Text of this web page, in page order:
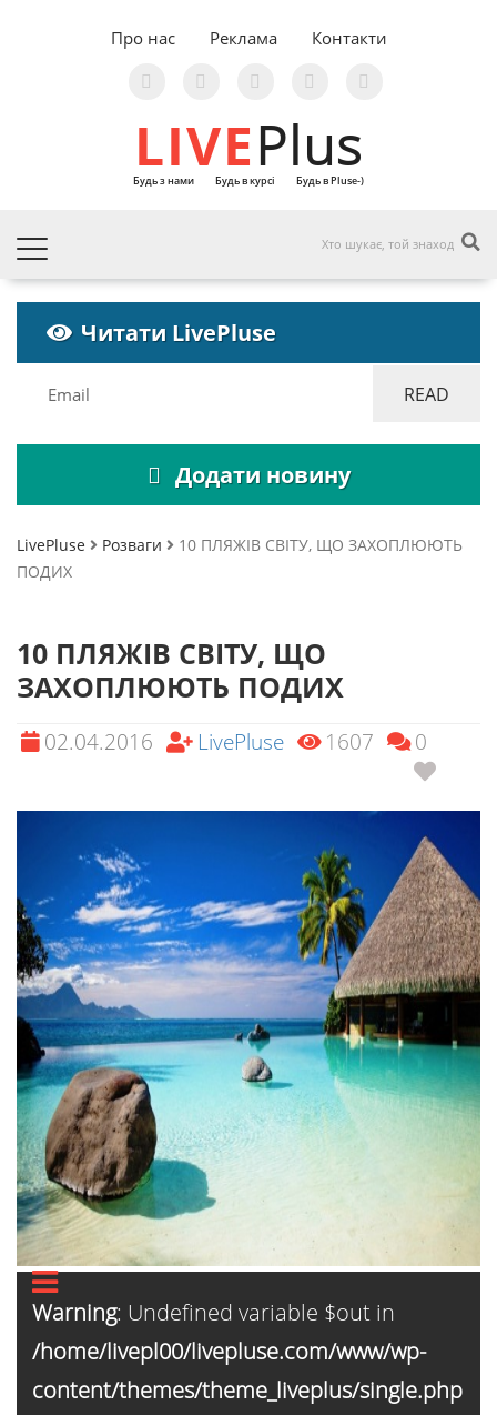
Про нас Реклама Контакти
LIVEPlus
Будь з нами Будь в курсі Будь в Pluse-)
Читати LivePluse
Додати новину
LivePluse Розваги
10 ПЛЯЖІВ СВІТУ, ЩО ЗАХОПЛЮЮТЬ
ПОДИХ
10 ПЛЯЖІВ СВІТУ, ЩО
ЗАХОПЛЮЮТЬ ПОДИХ
02.04.2016 LivePluse 1607 0
Warning: Undefined variable $out in
/home/livepl00/livepluse.com/www/wp-
content/themes/theme_liveplus/single.php